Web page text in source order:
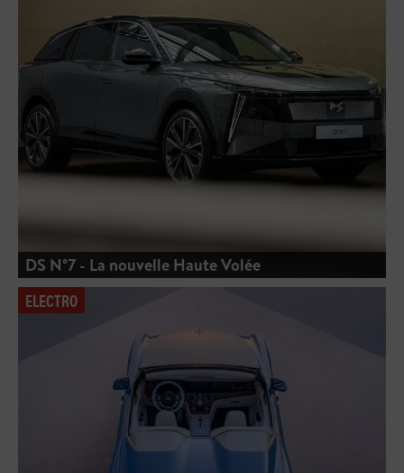
DS N°7 - La nouvelle Haute Volée
ELECTRO